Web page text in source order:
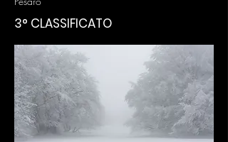
3° CLASSIFICATO